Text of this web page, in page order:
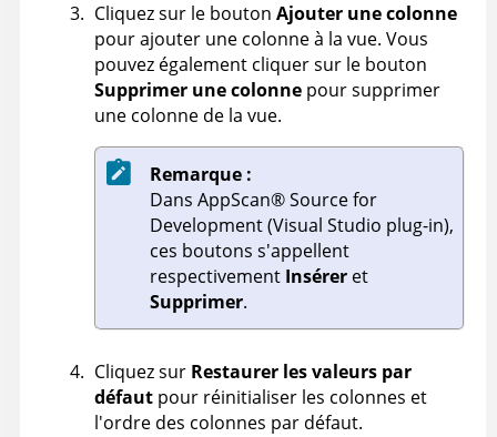
Cliquez sur le bouton Ajouter une colonne
pour ajouter une colonne à la vue. Vous
pouvez également cliquer sur le bouton
Supprimer une colonne pour supprimer
une colonne de la vue.
Remarque :
Dans AppScan®Source for
Development (Visual Studio plug-in),
ces boutons s'appellent
respectivement Insérer et
Supprimer.
Cliquez sur Restaurer les valeurs par
défaut pour réinitialiser les colonnes et
l'ordre des colonnes par défaut.